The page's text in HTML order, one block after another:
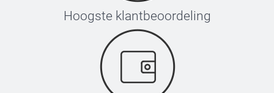
Hoogste klantbeoordeling